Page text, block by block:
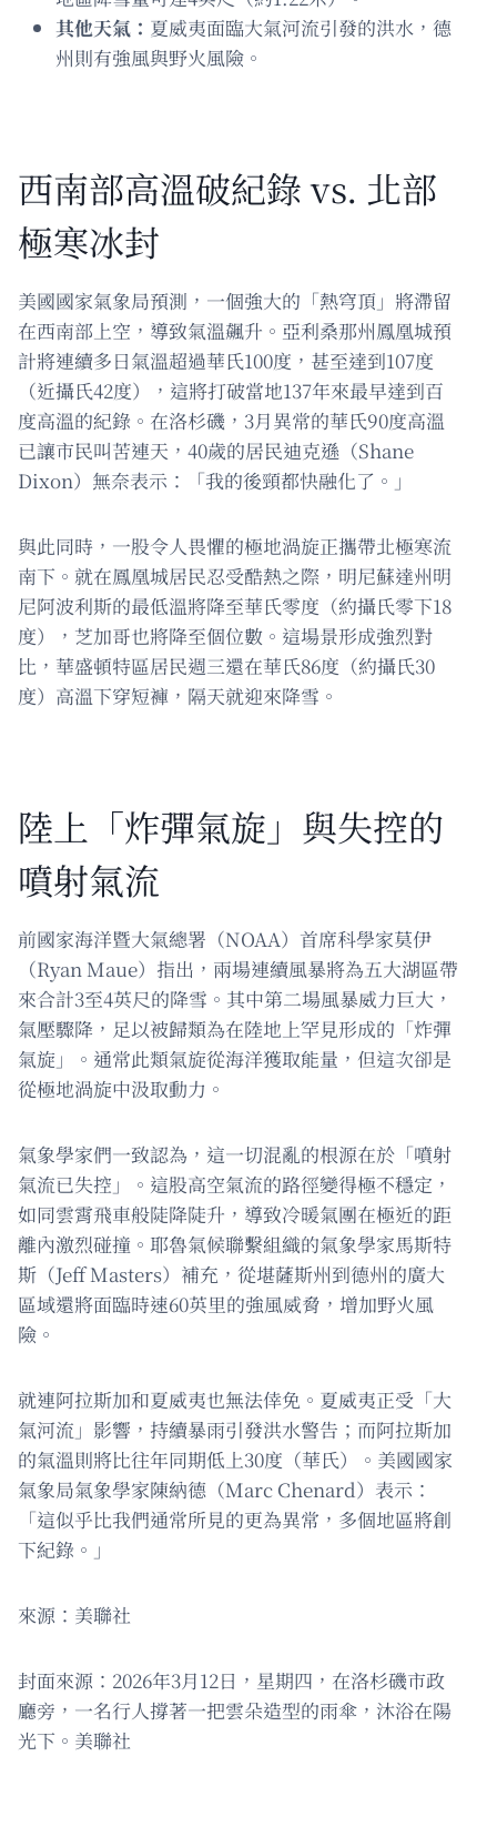
其他天氣： 夏威夷面臨大氣河流引發的洪水，德
州則有強風與野火風險。
西南部高溫破紀錄 vs. 北部
極寒冰封
美國國家氣象局預測，一個強大的「熱穹頂」將滯留
在西南部上空，導致氣溫飆升。亞利桑那州鳳凰城預
計將連續多日氣溫超過華氏100度，甚至達到107度
（近攝氏42度），這將打破當地137年來最早達到百
度高溫的紀錄。在洛杉磯，3月異常的華氏90度高溫
已讓市民叫苦連天，40歲的居民迪克遜（Shane
Dixon）無奈表示：「我的後頸都快融化了。」
與此同時，一股令人畏懼的極地渦旋正攜帶北極寒流
南下。就在鳳凰城居民忍受酷熱之際，明尼蘇達州明
尼阿波利斯的最低溫將降至華氏零度（約攝氏零下18
度），芝加哥也將降至個位數。這場景形成強烈對
比，華盛頓特區居民週三還在華氏86度（約攝氏30
度）高溫下穿短褲，隔天就迎來降雪。
陸上「炸彈氣旋」與失控的
噴射氣流
前國家海洋暨大氣總署（NOAA）首席科學家莫伊
（Ryan Maue）指出，兩場連續風暴將為五大湖區帶
來合計3至4英尺的降雪。其中第二場風暴威力巨大，
氣壓驟降，足以被歸類為在陸地上罕見形成的「炸彈
氣旋」。通常此類氣旋從海洋獲取能量，但這次卻是
從極地渦旋中汲取動力。
氣象學家們一致認為，這一切混亂的根源在於「噴射
氣流已失控」。這股高空氣流的路徑變得極不穩定，
如同雲霄飛車般陡降陡升，導致冷暖氣團在極近的距
離內激烈碰撞。耶魯氣候聯繫組織的氣象學家馬斯特
斯（Jeff Masters）補充，從堪薩斯州到德州的廣大
區域還將面臨時速60英里的強風威脅，增加野火風
險。
就連阿拉斯加和夏威夷也無法倖免。夏威夷正受「大
氣河流」影響，持續暴雨引發洪水警告；而阿拉斯加
的氣溫則將比往年同期低上30度（華氏）。美國國家
氣象局氣象學家陳納德（Marc Chenard）表示：
「這似乎比我們通常所見的更為異常，多個地區將創
下紀錄。」
來源：美聯社
封面來源：2026年3月12日，星期四，在洛杉磯市政
廳旁，一名行人撐著一把雲朵造型的雨傘，沐浴在陽
光下。美聯社